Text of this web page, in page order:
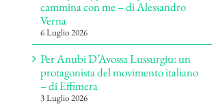
cammina con me – di Alessandro
Verna
6 Luglio 2026
Per Anubi D’Avossa Lussurgiu: un
protagonista del movimento italiano
– di Effimera
3 Luglio 2026